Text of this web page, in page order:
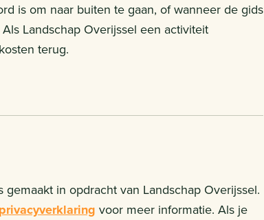
is om naar buiten te gaan, of wanneer de gids
Landschap Overijssel een activiteit
terug.
in opdracht van Landschap Overijssel.
voor meer informatie. Als je